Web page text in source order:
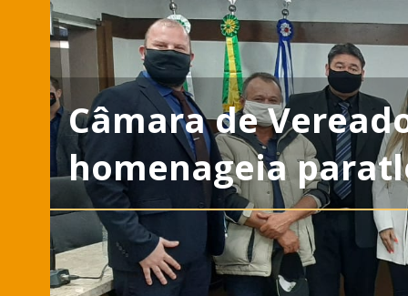
Câmara de
homenageia